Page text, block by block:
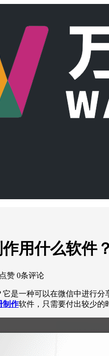
用什么软件
赞 0条评论
是一种可以在微信中进行
制作软件，只需要付出较少的